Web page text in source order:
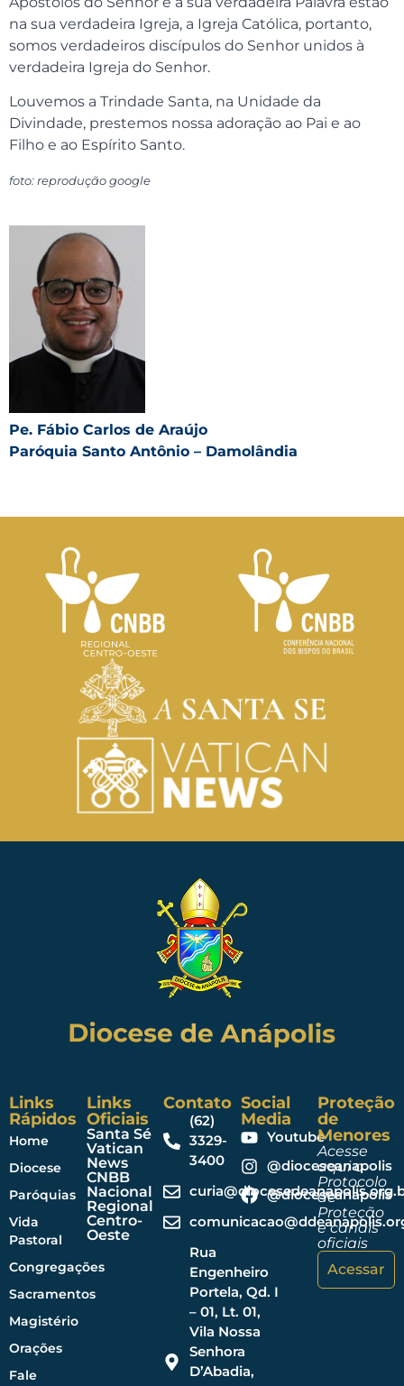
na sua verdadeira Igreja, a Igreja Católica, portanto,
somos verdadeiros discípulos do Senhor unidos à
verdadeira Igreja do Senhor.
Louvemos a Trindade Santa, na Unidade da
Divindade, prestemos nossa adoração ao Pai e ao
Filho e ao Espírito Santo.
foto: reprodução google
Pe. Fábio Carlos de Araújo
Paróquia Santo Antônio – Damolândia
Links
Rápidos
Home
Diocese
Paróquias
Vida
Pastoral
Congregações
Sacramentos
Magistério
Orações
Fale
Links
Oficiais
Santa Sé
Vatican
News
CNBB
Nacional
Regional
Centro-
Oeste
Contato
(62)
3329-
3400
Rua
Engenheiro
Portela, Qd. I
– 01, Lt. 01,
Vila Nossa
Senhora
D’Abadia,
Social
Media
Youtube
@dioceseanapolis
@dioceseanapolis
Proteção
de
Menores
Acesse
aqui o
Protocolo
de
Proteção
e canais
oficiais
Acessar